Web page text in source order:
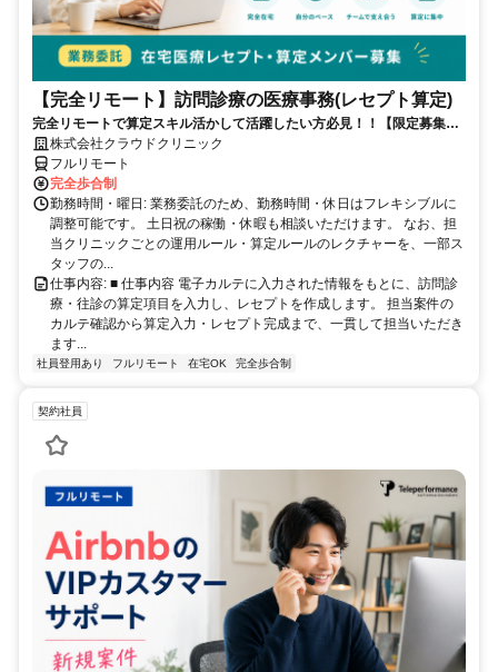
【完全リモート】訪問診療の医療事務(レセプト算定)
完全リモートで算定スキル活かして活躍したい方必見！！【限定募集】
完全リモート｜在宅医療レセプト算定（成果報酬型／業務委託）
株式会社クラウドクリニック
フルリモート
完全歩合制
勤務時間・曜日: 業務委託のため、勤務時間・休日はフレキシブルに
調整可能です。 土日祝の稼働・休暇も相談いただけます。 なお、担
当クリニックごとの運用ルール・算定ルールのレクチャーを、一部ス
タッフの...
仕事内容: ■ 仕事内容 電子カルテに入力された情報をもとに、訪問診
療・往診の算定項目を入力し、レセプトを作成します。 担当案件の
カルテ確認から算定入力・レセプト完成まで、一貫して担当いただき
ます...
社員登用あり フルリモート 在宅OK 完全歩合制
契約社員